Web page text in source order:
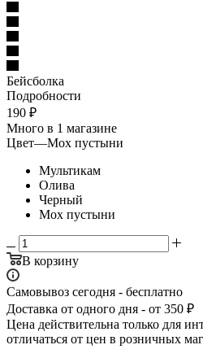
Бейсболка
Подробности
190 ₽
Много в 1 магазине
Цвет—Мох пустыни
Мультикам
Олива
Черный
Мох пустыни
В корзину
Самовывоз сегодня - бесплатно
Доставка от одного дня - от 350 ₽
Цена действительна только для
отличаться от цен в розничных